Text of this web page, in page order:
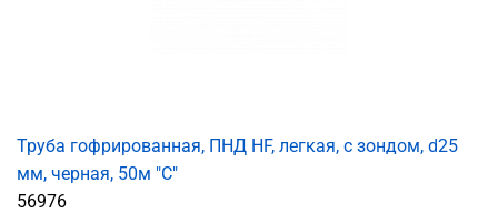
Труба гофрированная, ПНД HF, легкая, с зондом, d25
мм, черная, 50м "С"
56976